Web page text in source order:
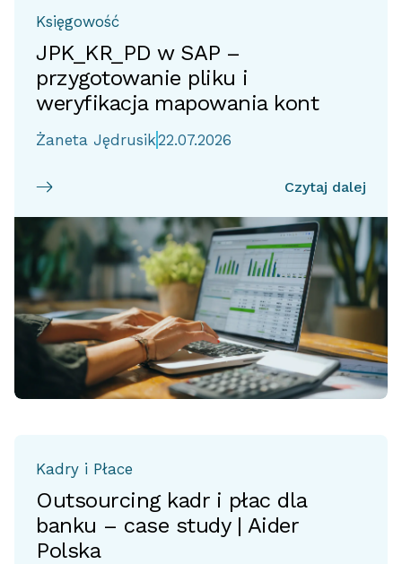
Księgowość
JPK_KR_PD w SAP –
przygotowanie pliku i
weryfikacja mapowania kont
Żaneta Jędrusik22.07.2026
Czytaj dalej
Kadry i Płace
Outsourcing kadr i płac dla
banku – case study | Aider
Polska